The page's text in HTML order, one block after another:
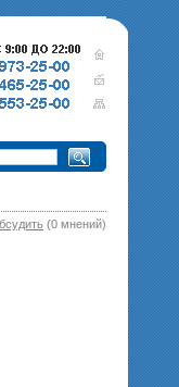
•
(0 мнений)